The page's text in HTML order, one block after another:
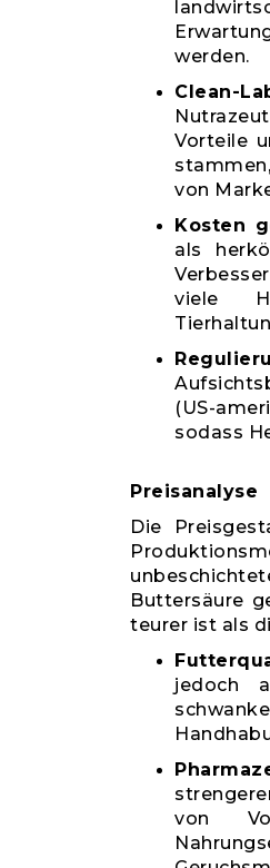
werden.
Clean-
Vorteile
von
Kosten
als
viele
(US-
sodass
Preisanalyse
Die
Buttersäure
teurer ist als
jedoch
von